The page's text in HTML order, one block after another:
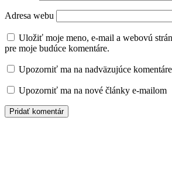
Adresa webu
Uložiť moje meno, e-mail a webovú
pre moje budúce komentáre.
Upozorniť ma na nadväzujúce
Upozorniť ma na nové články e-mailom